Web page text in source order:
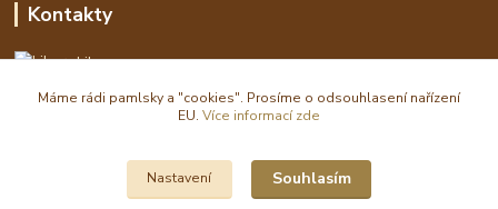
Kontakty
Libor
eshop(zavináč)waldi.cz
Máme rádi pamlsky a "cookies". Prosíme o odsouhlasení nařízení
EU. Více informací zde
Nastavení Souhlasím